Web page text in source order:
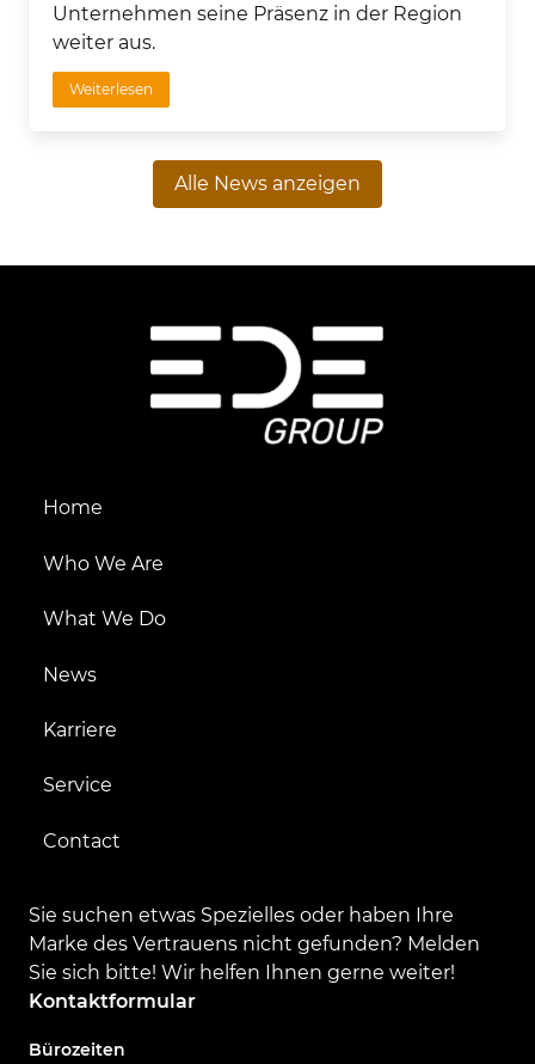
Unternehmen seine Präsenz in der Region
weiter aus.
Weiterlesen
Alle News anzeigen
Home
Who We Are
What We Do
News
Karriere
Service
Contact
Sie suchen etwas Spezielles oder haben Ihre
Marke des Vertrauens nicht gefunden? Melden
Sie sich bitte! Wir helfen Ihnen gerne weiter!
Kontaktformular
Bürozeiten